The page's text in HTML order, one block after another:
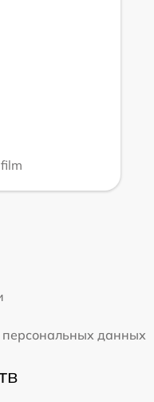
персональных данных